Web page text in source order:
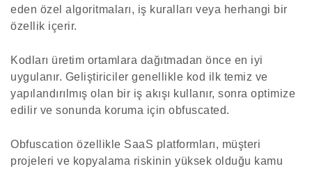
eden özel algoritmaları, iş kuralları veya herhangi bir
özellik içerir.
Kodları üretim ortamlara dağıtmadan önce en iyi
uygulanır. Geliştiriciler genellikle kod ilk temiz ve
yapılandırılmış olan bir iş akışı kullanır, sonra optimize
edilir ve sonunda koruma için obfuscated.
Obfuscation özellikle SaaS platformları, müşteri
projeleri ve kopyalama riskinin yüksek olduğu kamu